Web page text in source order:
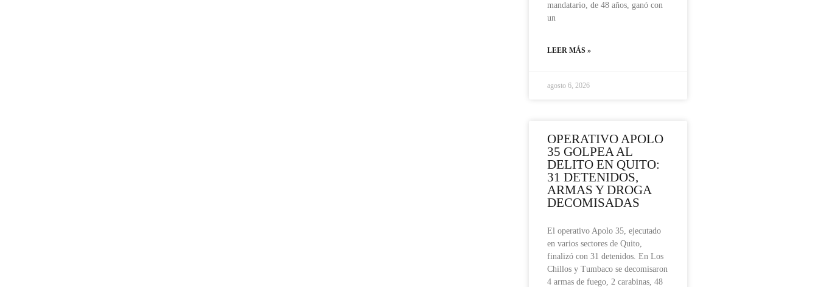
mandatario, de 48 años, ganó con
un
LEER MÁS »
agosto 6, 2026
OPERATIVO APOLO
35 GOLPEA AL
DELITO EN QUITO:
31 DETENIDOS,
ARMAS Y DROGA
DECOMISADAS
El operativo Apolo 35, ejecutado
en varios sectores de Quito,
finalizó con 31 detenidos. En Los
Chillos y Tumbaco se decomisaron
4 armas de fuego, 2 carabinas, 48